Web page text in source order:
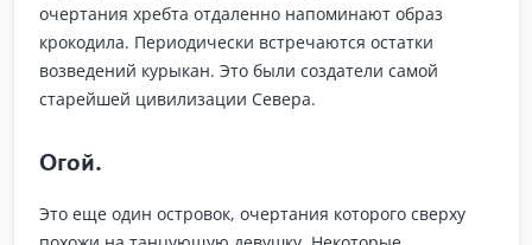
очертания хребта отдаленно напоминают образ
крокодила. Периодически встречаются остатки
возведений курыкан. Это были создатели самой
старейшей цивилизации Севера.
Огой.
Это еще один островок, очертания которого сверху